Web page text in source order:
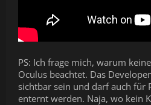
PS: Ich frage mich, warum
Oculus beachtet. Das
sichtbar sein und darf auch für
enternt werden. Naja, wo kein